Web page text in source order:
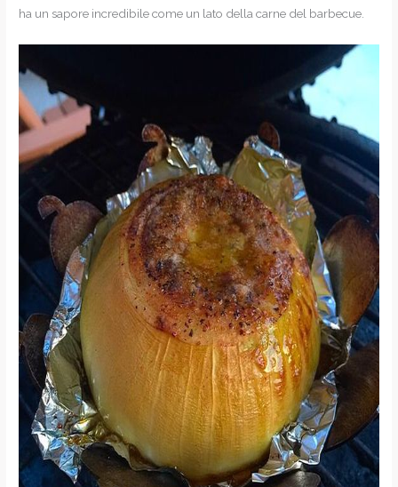
ha un sapore incredibile come un lato della carne del barbecue.